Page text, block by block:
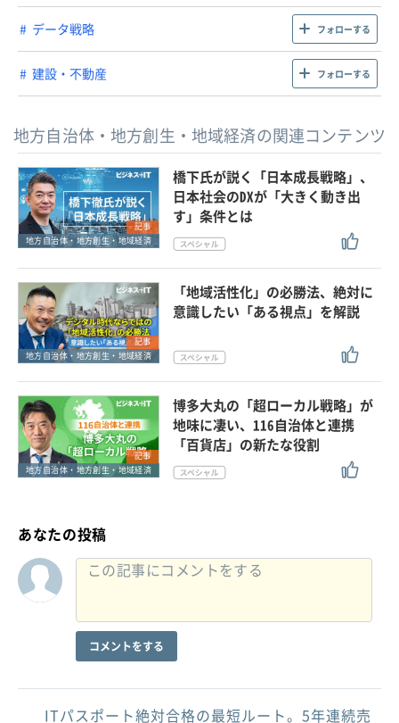
データ戦略 フォローする
建設・不動産 フォローする
地方自治体・地方創生・地域経済の関連コンテンツ
記事
地方自治体・地方創生・地域経済
橋下氏が説く「日本成長戦略」、
日本社会のDXが「大きく動き出
す」条件とは
記事
地方自治体・地方創生・地域経済
「地域活性化」の必勝法、絶対に
意識したい「ある視点」を解説
記事
地方自治体・地方創生・地域経済
博多大丸の「超ローカル戦略」が
地味に凄い、116自治体と連携
「百貨店」の新たな役割
あなたの投稿
コメントをする
ITパスポート絶対合格の最短ルート。5年連続売